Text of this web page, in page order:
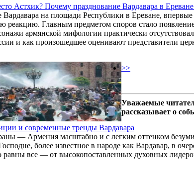
Астхик? Почему празднование Вардавара в
Вардавара на площади Республики в Ереване,
реакцию. Главным предметом споров стало
армянской мифологии практически
и как произошедшее оценивают представители
и современные тренды Вардавара
— Армения масштабно и с легким оттенком
более известное в народе как Вардавар, в
равны все — от высокопоставленных духовных
>>
Уважаемые
рассказывает о